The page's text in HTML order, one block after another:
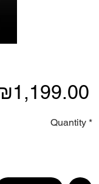
Quantity *